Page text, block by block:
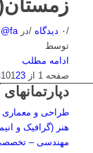
/۰ دیدگاه /در
توسط
ادامه مطلب
صفحه 1 از 10
123
طراحی و معماری
هنر (گرافیک و
مهندسی –